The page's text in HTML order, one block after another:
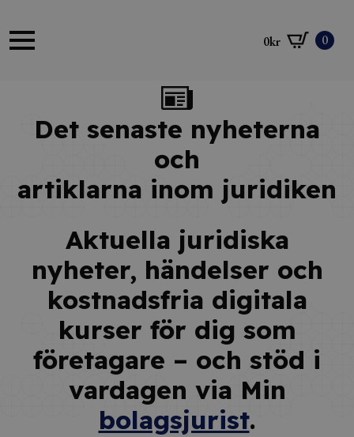
0kr 0
Det senaste nyheterna
och
artiklarna inom juridiken
Aktuella juridiska
nyheter, händelser och
kostnadsfria digitala
kurser för dig som
företagare – och stöd i
vardagen via Min
bolagsjurist.